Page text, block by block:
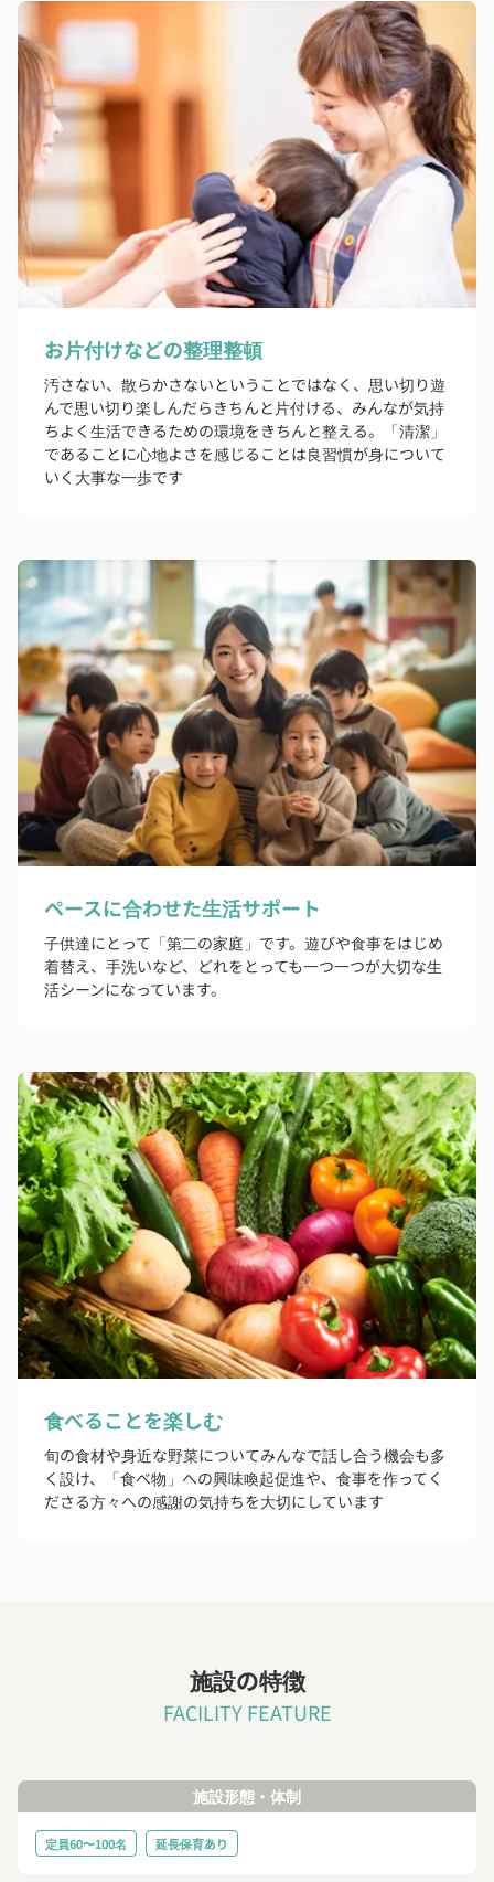
お片付けなどの整理整頓
汚さない、散らかさないということではなく、思い切り遊
んで思い切り楽しんだらきちんと片付ける、みんなが気持
ちよく生活できるための環境をきちんと整える。「清潔」
であることに心地よさを感じることは良習慣が身について
いく大事な一歩です
ペースに合わせた生活サポート
子供達にとって「第二の家庭」です。遊びや食事をはじめ
着替え、手洗いなど、どれをとっても一つ一つが大切な生
活シーンになっています。
食べることを楽しむ
旬の食材や身近な野菜についてみんなで話し合う機会も多
く設け、「食べ物」への興味喚起促進や、食事を作ってく
ださる方々への感謝の気持ちを大切にしています
施設の特徴
FACILITY FEATURE
施設形態・体制
定員60〜100名 延長保育あり